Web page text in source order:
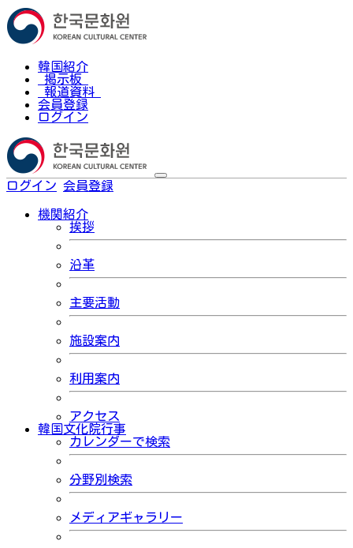
韓国紹介
掲示板
報道資料
会員登録
ログイン
ログイン 会員登録
機関紹介
挨拶
沿革
主要活動
施設案内
利用案内
アクセス
韓国文化院行事
カレンダーで検索
分野別検索
メディアギャラリー